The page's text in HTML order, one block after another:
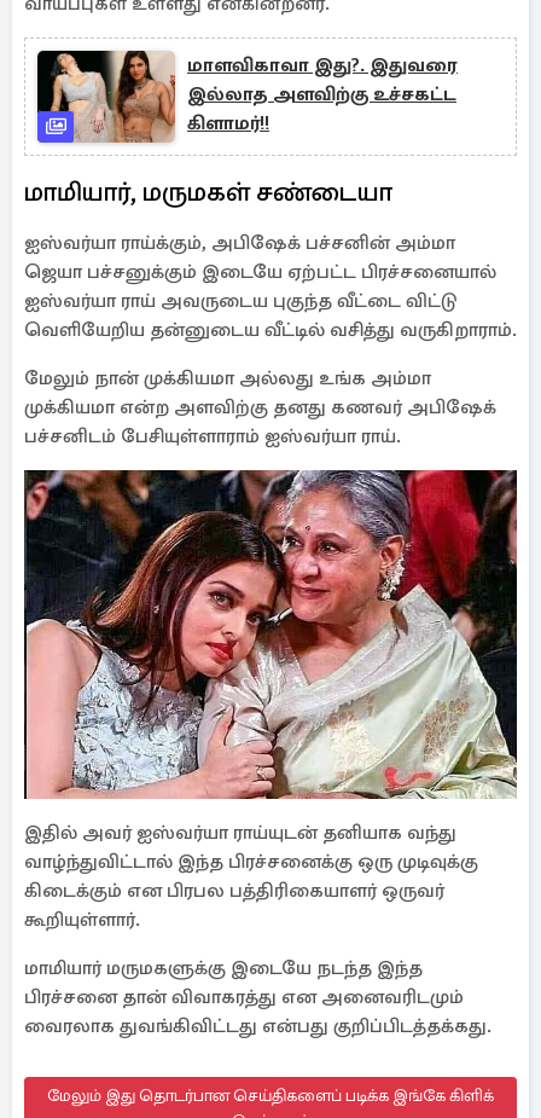
மாளவிகாவா இது?. இதுவரை
இல்லாத அளவிற்கு உச்சகட்ட
கிளாமர்!!
மாமியார், மருமகள் சண்டையா
ஐஸ்வர்யா ராய்க்கும், அபிஷேக் பச்சனின் அம்மா
ஜெயா பச்சனுக்கும் இடையே ஏற்பட்ட பிரச்சனையால்
ஐஸ்வர்யா ராய் அவருடைய புகுந்த வீட்டை விட்டு
வெளியேறிய தன்னுடைய வீட்டில் வசித்து வருகிறாராம்.
மேலும் நான் முக்கியமா அல்லது உங்க அம்மா
முக்கியமா என்ற அளவிற்கு தனது கணவர் அபிஷேக்
பச்சனிடம் பேசியுள்ளாராம் ஐஸ்வர்யா ராய்.
இதில் அவர் ஐஸ்வர்யா ராய்யுடன் தனியாக வந்து
வாழ்ந்துவிட்டால் இந்த பிரச்சனைக்கு ஒரு முடிவுக்கு
கிடைக்கும் என பிரபல பத்திரிகையாளர் ஒருவர்
கூறியுள்ளார்.
மாமியார் மருமகளுக்கு இடையே நடந்த இந்த
பிரச்சனை தான் விவாகரத்து என அனைவரிடமும்
வைரலாக துவங்கிவிட்டது என்பது குறிப்பிடத்தக்கது.
மேலும் இது தொடர்பான செய்திகளைப் படிக்க இங்கே கிளிக்